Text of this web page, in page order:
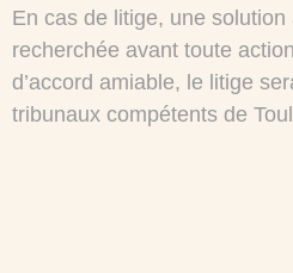
En cas de litige, une solution
recherchée avant toute
d’accord amiable, le litige
tribunaux compétents de